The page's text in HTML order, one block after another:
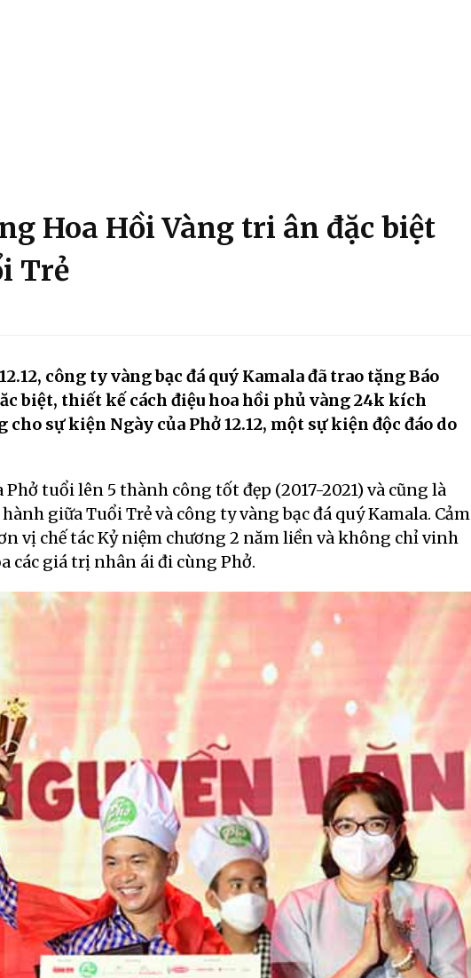
Hoa Hồi Vàng tri ân đặc biệt
Trẻ
công ty vàng bạc đá quý Kamala đã trao tặng Báo
biệt, thiết kế cách điệu hoa hồi phủ vàng 24k kích
sự kiện Ngày của Phở 12.12, một sự kiện độc đáo do
tuổi lên 5 thành công tốt đẹp (2017-2021) và cũng là
giữa Tuổi Trẻ và công ty vàng bạc đá quý Kamala. Cảm
vị chế tác Kỷ niệm chương 2 năm liền và không chỉ vinh
các giá trị nhân ái đi cùng Phở.